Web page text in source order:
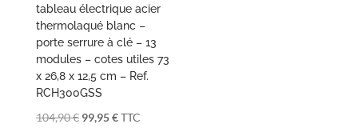
tableau électrique acier
thermolaqué blanc –
porte serrure à clé – 13
modules – cotes utiles 73
x 26,8 x 12,5 cm – Ref.
RCH300GSS
104,90€ Le
99,95€Le
TTC